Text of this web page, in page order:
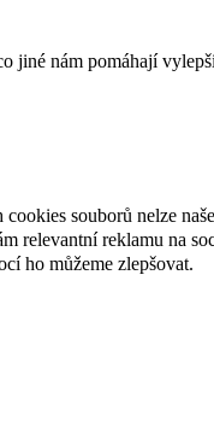
nám pomáhají
souborů nelze
relevantní reklamu na
ho můžeme zlepšovat.